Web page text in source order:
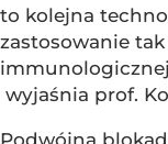
to kolejna
zastosowanie
wyjaśnia prof.